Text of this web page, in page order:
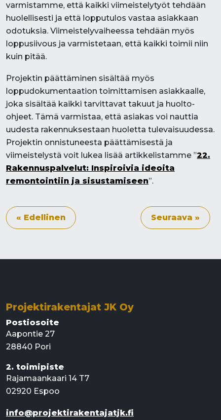
varmistamme, että kaikki viimeistelytyöt tehdään
huolellisesti ja että lopputulos vastaa asiakkaan
odotuksia. Viimeistelyvaiheessa tehdään myös
loppusiivous ja varmistetaan, että kaikki toimii niin
kuin pitää.
Projektin päättäminen sisältää myös
loppudokumentaation toimittamisen asiakkaalle,
joka sisältää kaikki tarvittavat takuut ja huolto-
ohjeet. Tämä varmistaa, että asiakas voi nauttia
uudesta rakennuksestaan huoletta tulevaisuudessa.
Projektin onnistuneesta päättämisestä ja
viimeistelystä voit lukea lisää artikkelistamme ”22.
Rakennuspalvelut: Inspiroivia ideoita
remontointiin ja sisustamiseen”.
« Edellinen Seuraava »
Projektirakentajat JK Oy
Postiosoite
Aapontie 27
28840 Pori
2. toimipiste
Rajamaankaari 14 T7
02920 Espoo
info@projektirakentajatjk.fi